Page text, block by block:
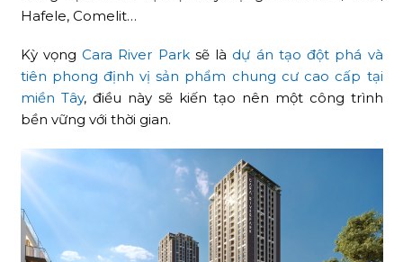
Hafele, Comelit…
Kỳ vọng Cara River Parksẽ là dự án tạo đột phá và
tiên phong định vị sản phẩm chung cư cao cấp tại
miền Tây, điều này sẽ kiến tạo nên một công trình
bền vững với thời gian.